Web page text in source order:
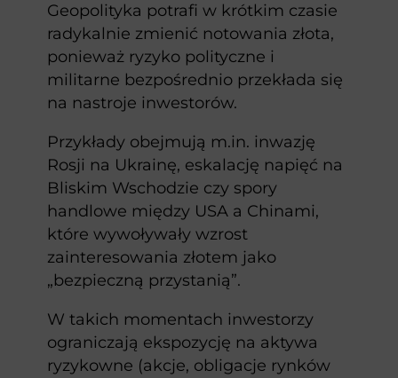
Geopolityka potrafi w krótkim czasie
radykalnie zmienić notowania złota,
ponieważ ryzyko polityczne i
militarne bezpośrednio przekłada się
na nastroje inwestorów.
Przykłady obejmują m.in. inwazję
Rosji na Ukrainę, eskalację napięć na
Bliskim Wschodzie czy spory
handlowe między USA a Chinami,
które wywoływały wzrost
zainteresowania złotem jako
„bezpieczną przystanią”.
W takich momentach inwestorzy
ograniczają ekspozycję na aktywa
ryzykowne (akcje, obligacje rynków